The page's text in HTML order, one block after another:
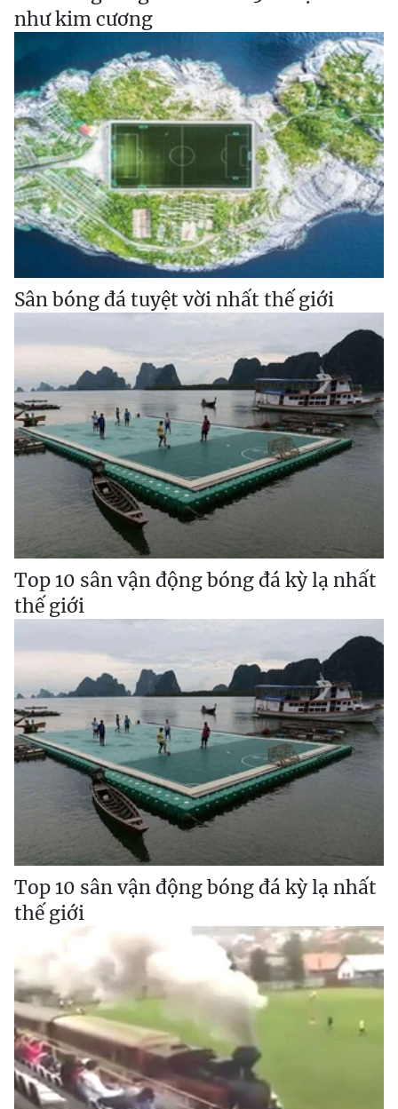
như kim cương
Sân bóng đá tuyệt vời nhất thế giới
Top 10 sân vận động bóng đá kỳ lạ nhất
thế giới
Top 10 sân vận động bóng đá kỳ lạ nhất
thế giới